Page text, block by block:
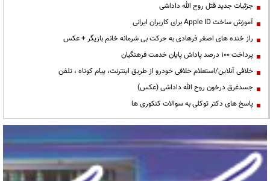
جزئیات جدید قتل روح الله داداشی
آموزش ساخت Apple ID برای کاربران ایرانی
راز خنده های اصغر فرهادی به حرکت بی شرمانه خانم بازیگر + عکس
پرداخت ۱۰۰ درصد پاداش پایان خدمت فرهنگیان
خلافی آنلاین/استعلام خلافی خودرو از طریق اینترنت، پیام کوتاه ، تلفن
جسدغرق درخون روح الله داداشی (عکس)
پاسخ های دکتر توکلی به سوالات کنکوری ها